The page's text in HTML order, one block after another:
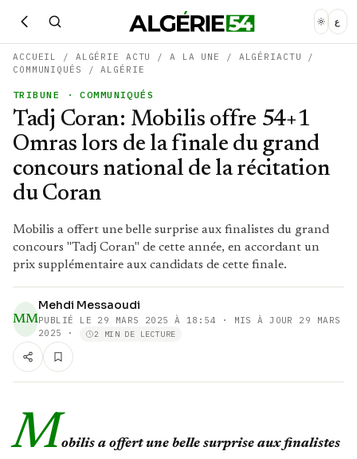
ع
ACCUEIL / ALGÉRIE ACTU /A LA UNE / ALGÉRIACTU
/
COMMUNIQUÉS
/ALGÉRIE
TRIBUNE · COMMUNIQUÉS
Tadj Coran: Mobilis offre 54+1
Omras lors de la finale du grand
concours national de la récitation
du Coran
Mobilis a offert une belle surprise aux finalistes du grand
concours "Tadj Coran" de cette année, en accordant un
prix supplémentaire aux candidats de cette finale.
MM
Mehdi Messaoudi
PUBLIÉ LE 29 MARS 2025 À 18:54 · MIS À JOUR 29 MARS
2025
· 2 MIN DE LECTURE
Mobilis a offert une belle surprise aux finalistes